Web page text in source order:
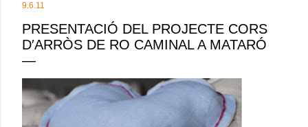
9.6.11
PRESENTACIÓ DEL PROJECTE CORS
D′ARRÒS DE RO CAMINAL A MATARÓ